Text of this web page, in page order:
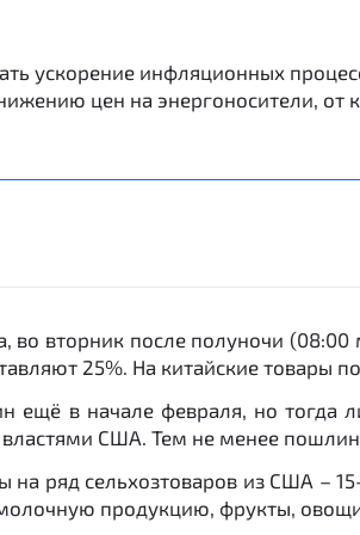
ускорение инфляционных
цен на энергоносители, от
во вторник после полуночи
25%. На китайские
в начале февраля, но тогда
США. Тем не менее
на ряд сельхозтоваров из США –
продукцию, фрукты,